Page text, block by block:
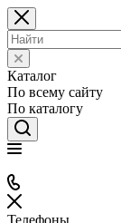
Каталог
По всему сайту
По каталогу
Телефоны